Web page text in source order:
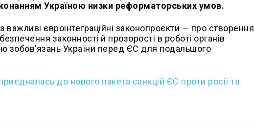
Україною низки реформаторських умов.
євроінтеграційні законопроєкти — про створення
законності й прозорості в роботі органів
зобов’язань України перед ЄС для подальшого
до нового пакета санкцій ЄС проти росії та